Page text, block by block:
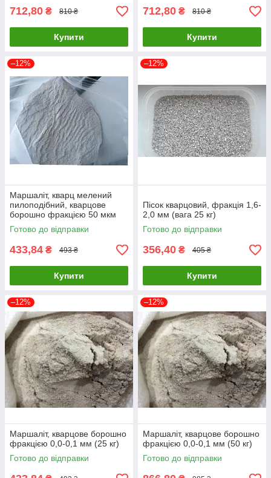
712,80 ₴ 810 ₴
Купити
712,80 ₴ 810 ₴
Купити
–12%
Маршаліт, кварц мелений
пилоподібний, кварцове
борошно фракцією 50 мкм
(25 кг)
Готово до відправки
433,84 ₴ 493 ₴
Купити
–12%
Пісок кварцовий, фракція 1,6-
2,0 мм (вага 25 кг)
Готово до відправки
356,40 ₴ 405 ₴
Купити
–12%
Маршаліт, кварцове борошно
фракцією 0,0-0,1 мм (25 кг)
Готово до відправки
–12%
Маршаліт, кварцове борошно
фракцією 0,0-0,1 мм (50 кг)
Готово до відправки